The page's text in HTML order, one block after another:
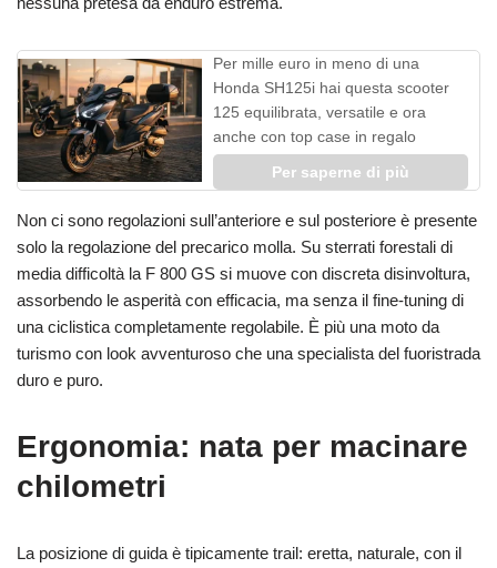
Per mille euro in meno di una
Honda SH125i hai questa scooter
125 equilibrata, versatile e ora
anche con top case in regalo
Per saperne di più
Non ci sono regolazioni sull’anteriore e sul posteriore è presente
solo la regolazione del precarico molla. Su sterrati forestali di
media difficoltà la F 800 GS si muove con discreta disinvoltura,
assorbendo le asperità con efficacia, ma senza il fine-tuning di
una ciclistica completamente regolabile. È più una moto da
turismo con look avventuroso che una specialista del fuoristrada
duro e puro.
Ergonomia: nata per macinare
chilometri
La posizione di guida è tipicamente trail: eretta, naturale, con il